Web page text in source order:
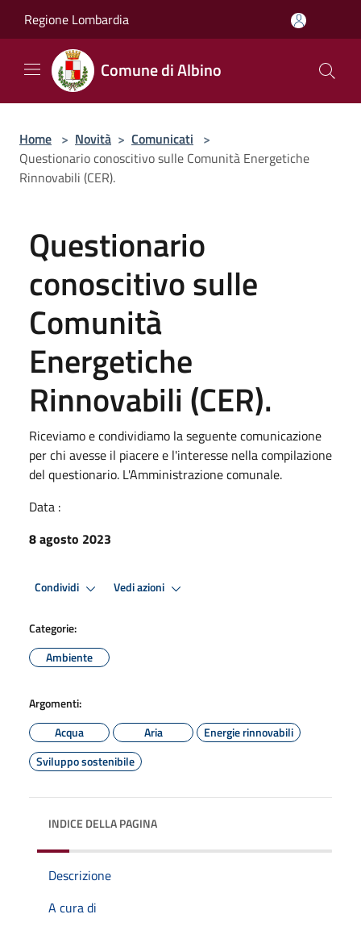
Regione Lombardia
Comune di Albino
Home > Novità > Comunicati >
Questionario conoscitivo sulle Comunità Energetiche
Rinnovabili (CER).
Questionario
conoscitivo sulle
Comunità
Energetiche
Rinnovabili (CER).
Riceviamo e condividiamo la seguente comunicazione
per chi avesse il piacere e l'interesse nella compilazione
del questionario. L'Amministrazione comunale.
Data :
8 agosto 2023
Condividi Vedi azioni
Categorie:
Ambiente
Argomenti:
Acqua
Aria
Energie rinnovabili
Sviluppo sostenibile
INDICE DELLA PAGINA
Descrizione
A cura di